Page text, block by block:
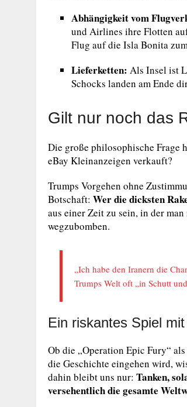
Abhängigkeit vom
und Airlines ihre Flotten
Flug auf die Isla Bonita
Lieferketten: Als Insel ist
Schocks landen am Ende
Gilt nur noch das
Die große philosophische
eBay Kleinanzeigen verkauft?
Trumps Vorgehen ohne
Botschaft: Wer die dicksten
aus einer Zeit zu sein, in der
wegzubomben.
„Ich habe den Iranern die
Trumps Welt oft „in Schutt
Ein riskantes Spiel
Ob die „Operation Epic Fury“
die Geschichte eingehen wird,
dahin bleibt uns nur: Tanken,
versehentlich die gesamte